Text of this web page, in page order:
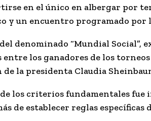
en el único en albergar por
y un encuentro programado por
denominado “Mundial
los ganadores de los
la presidenta Claudia
de los criterios fundamentales
de establecer reglas